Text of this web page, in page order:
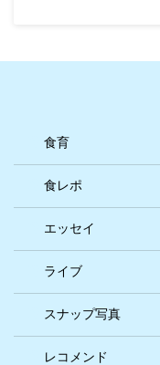
食育
食レポ
エッセイ
ライブ
スナップ写真
レコメンド